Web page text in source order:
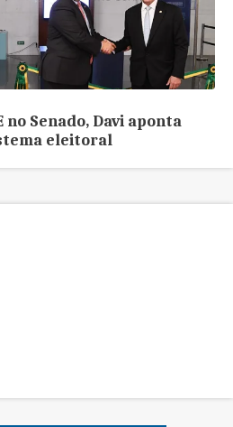
no Senado, Davi aponta
eleitoral